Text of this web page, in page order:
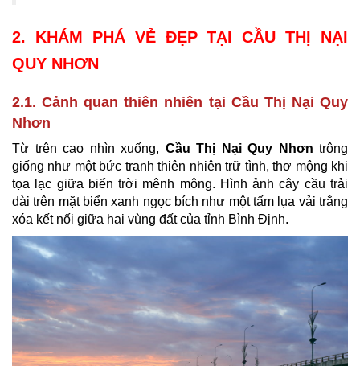
2. KHÁM PHÁ VẺ ĐẸP TẠI CẦU THỊ NẠI
QUY NHƠN
2.1. Cảnh quan thiên nhiên tại Cầu Thị Nại Quy
Nhơn
Từ trên cao nhìn xuống, Cầu Thị Nại Quy Nhơn trông
giống như một bức tranh thiên nhiên trữ tình, thơ mộng khi
tọa lạc giữa biển trời mênh mông. Hình ảnh cây cầu trải
dài trên mặt biển xanh ngọc bích như một tấm lụa vải trắng
xóa kết nối giữa hai vùng đất của tỉnh Bình Định.